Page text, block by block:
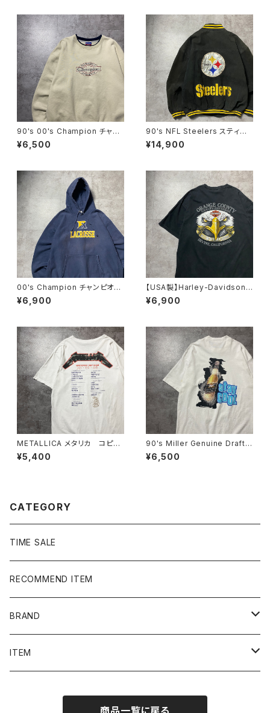
90's 00's Champion チャン
ピオン 刺繍ロゴ ラインリ
ブ ベージュ スウェット トレ
¥6,500
90's NFL Steelers スティー
ラーズ バックロゴ ラインリ
ブ スタジャン レザージャケッ
¥14,900
00's Champion チャンピオ
ン リバースウィーブ ラクロ
ス プリント 2XLサイズ ネ
¥6,900
【USA製】Harley-Davidson
ハーレーダビッドソン 両面プリ
ント イーグル ブラック 黒
¥6,900
METALLICA メタリカ コピー
ライト2024 両面プリント ホワ
イト 白 Tシャツ バンドTee
¥5,400
90's Miller Genuine Draft
フルーツオブザルームボディ
バックプリント シングルステッ
¥6,500
CATEGORY
TIME SALE
RECOMMEND ITEM
BRAND
NIKE
ITEM
商品一覧に戻る